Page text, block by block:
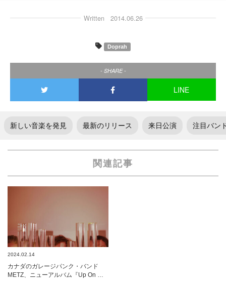
Written 2014.06.26
Doprah
- SHARE -
LINE
新しい音楽を発見 最新のリリース 来日公演 注目バン
関連記事
2024.02.14
カナダのガレージパンク・バンド
METZ、ニューアルバム『Up On …